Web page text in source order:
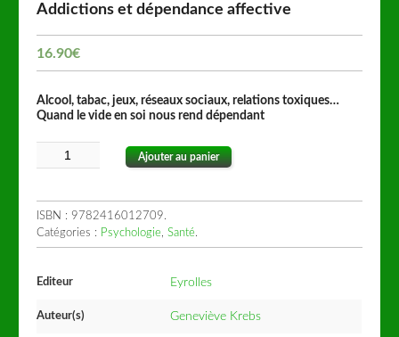
Addictions et dépendance affective
16.90€
Alcool, tabac, jeux, réseaux sociaux, relations toxiques…
Quand le vide en soi nous rend dépendant
Ajouter au panier
ISBN : 9782416012709.
Catégories : Psychologie ,Santé.
Editeur Eyrolles
Auteur(s) Geneviève Krebs